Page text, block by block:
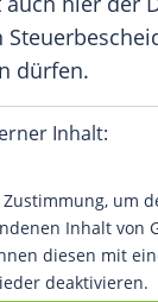
dürfen.
Inhalt:
um
Inhalt von
diesen mit
deaktivieren.